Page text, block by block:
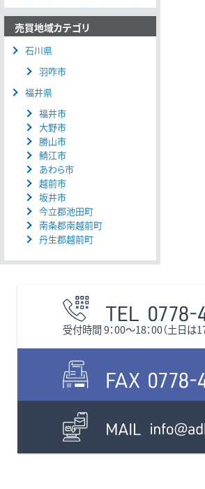
売買地域カテゴリ
石川県
羽咋市
福井県
福井市
大野市
勝山市
鯖江市
あわら市
越前市
坂井市
今立郡池田町
南条郡南越前町
丹生郡越前町
受付時間 9：00〜18：00（土日は17